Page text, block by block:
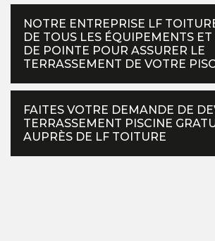
NOTRE ENTREPRISE LF
DE TOUS LES ÉQUIPEMENTS ET
DE POINTE POUR ASSURER LE
TERRASSEMENT DE VOTRE
FAITES VOTRE DEMANDE DE
TERRASSEMENT PISCINE
AUPRÈS DE LF TOITURE